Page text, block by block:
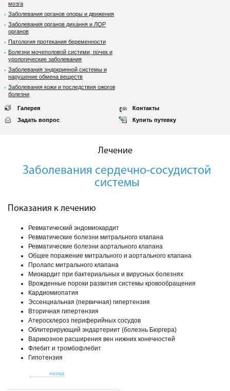
мозга
Заболевания органов опоры и движения
Заболевания органов дихання и ЛОР
органов
Патология протекания беременности
Болезни мочеполовой системи, почек и
урологические заболевания
Заболевания эндокринной системы и
нарушение обмена веществ
Заболевания кожи и последствия ожоговой
болезни
Галерея
Контакты
Задать вопрос
Купить путевку
Лечение
Заболевания сердечно-сосудистой
системы
Показания к лечению
Ревматический эндомиокардит
Ревматические болезни митрального клапана
Ревматические болезни аортального клапана
Общее поражение митрального и аортального клапана
Пролапс митрального клапана
Миокардит при бактериальных и вирусных болезнях
Врожденные пороки развития системы кровообращения
Кардиомиопатия
Эссенциальная (первичная) гипертензия
Вторичная гипертензия
Атеросклероз периферийных сосудов
Облитерирующий эндартериит (болезнь Бюргера)
Варикозное расширения вен нижних конечностей
Флебит и тромбофлебит
Гипотензия
назад